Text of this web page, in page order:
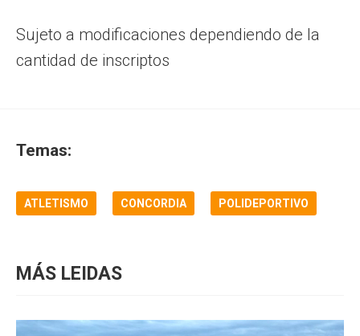
Sujeto a modificaciones dependiendo de la
cantidad de inscriptos
Temas:
ATLETISMO CONCORDIA POLIDEPORTIVO
MÁS LEIDAS